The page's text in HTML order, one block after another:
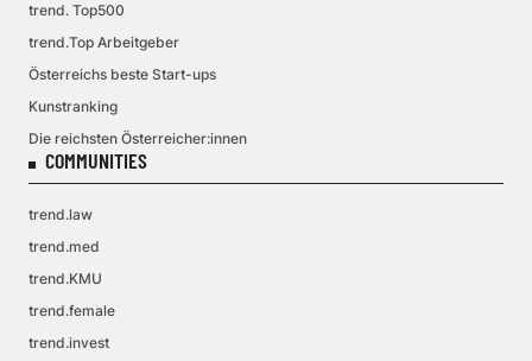
trend. Top500
trend.Top Arbeitgeber
Österreichs beste Start-ups
Kunstranking
Die reichsten Österreicher:innen
COMMUNITIES
trend.law
trend.med
trend.KMU
trend.female
trend.invest